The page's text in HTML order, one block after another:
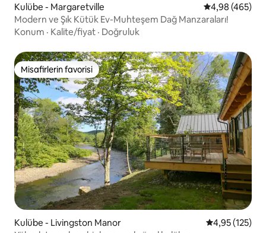
Kulübe - Margaretville 5 üzerinden
4,98 (465)
Modern ve Şık Kütük Ev-Muhteşem Dağ Manzaraları!
Konum · Kalite/fiyat · Doğruluk
Misafirlerin favorisi
Misafirlerin favorisi
Kulübe - Livingston Manor 5 üzerinden
4,95 (125)